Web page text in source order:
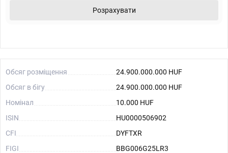
Розрахувати
Обсяг розміщення
24.900.000.000 HUF
Обсяг в бігу
24.900.000.000 HUF
Номінал
10.000 HUF
ISIN
HU0000506902
CFI
DYFTXR
FIGI
BBG006G25LR3